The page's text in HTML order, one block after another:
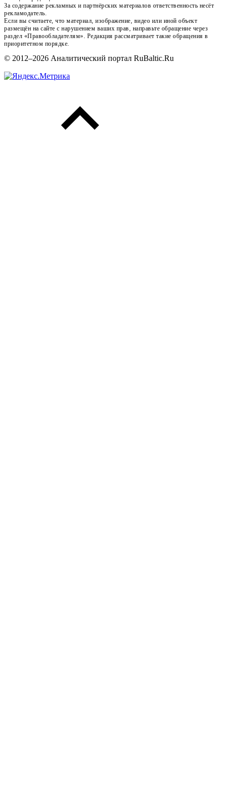
За содержание рекламных и партнёрских материалов ответственность несёт
рекламодатель.
Если вы считаете, что материал, изображение, видео или иной объект
размещён на сайте с нарушением ваших прав, направьте обращение через
раздел «Правообладателям». Редакция рассматривает такие обращения в
приоритетном порядке.
© 2012–2026 Аналитический портал RuBaltic.Ru